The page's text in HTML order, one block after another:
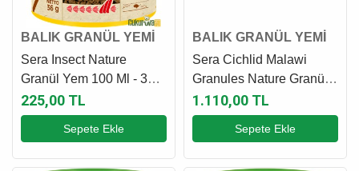
BALIK GRANÜL YEMİ
Sera Insect Nature
Granül Yem 100 Ml - 36
Gr
225,00 TL
Sepete Ekle
BALIK GRANÜL YEMİ
Sera Cichlid Malawi
Granules Nature Granül
Yem 1000 Ml - 565 Gr
1.110,00 TL
Sepete Ekle